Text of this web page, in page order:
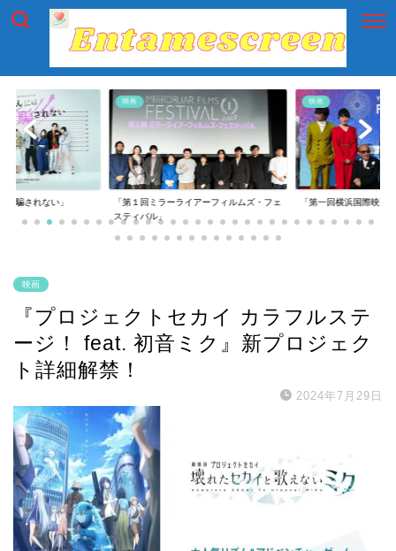
は騙されない」
映画
「第１回ミラーライアーフィルムズ・フェ
スティバル」
映画
「第一回横浜国際映画
映画
『プロジェクトセカイ カラフルステ
ージ！ feat. 初音ミク』新プロジェク
ト詳細解禁！
2024年7月29日